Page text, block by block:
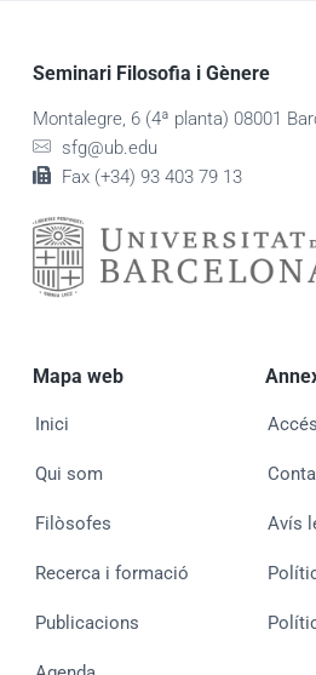
Seminari Filosofia i Gènere
Montalegre, 6 (4ª planta) 08001
sfg@ub.edu
Fax (+34) 93 403 79 13
Mapa web
Inici
Qui som
Filòsofes
Recerca i formació
Publicacions
Avís